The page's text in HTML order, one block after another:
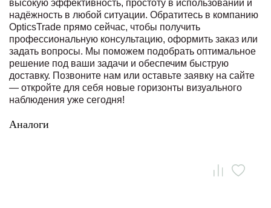
высокую эффективность, простоту в использовании и
надёжность в любой ситуации. Обратитесь в компанию
OpticsTrade прямо сейчас, чтобы получить
профессиональную консультацию, оформить заказ или
задать вопросы. Мы поможем подобрать оптимальное
решение под ваши задачи и обеспечим быструю
доставку. Позвоните нам или оставьте заявку на сайте
— откройте для себя новые горизонты визуального
наблюдения уже сегодня!
Аналоги